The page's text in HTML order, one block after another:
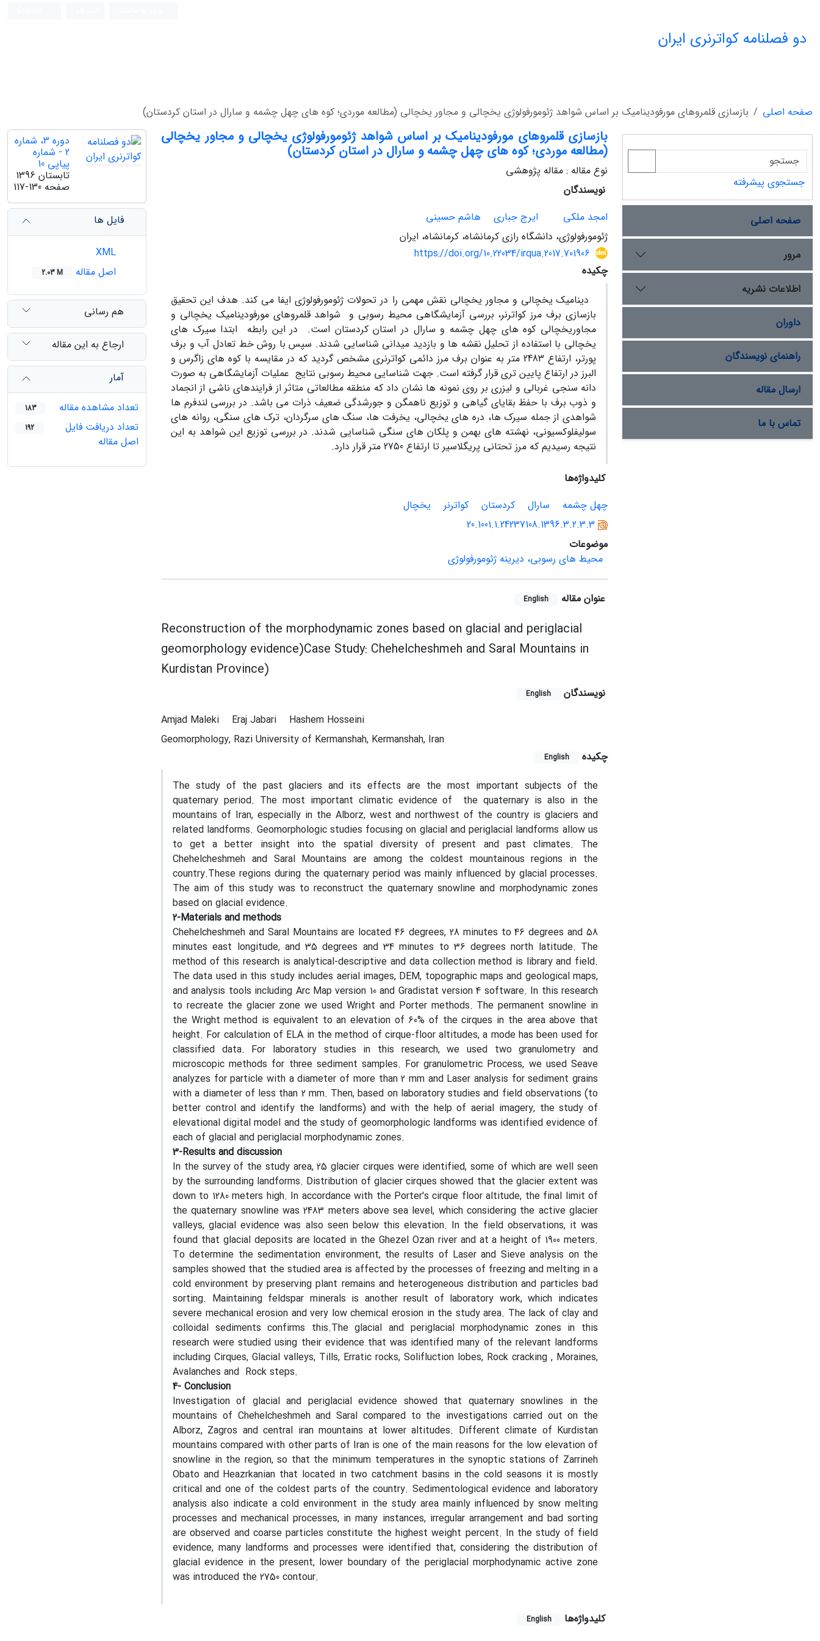
دو فصلنامه کواترنری ایران
صفحه اصلی بازسازی قلمروهای مورفودینامیک بر اساس شواهد ژئومورفولوژی یخچالی و مجاور یخچالی (مطالعه موردی؛ کوه های چهل چشمه و سارال در استان کردستان)
بازسازی قلمروهای مورفودینامیک بر اساس شواهد ژئومورفولوژی یخچالی و مجاور یخچالی
(مطالعه موردی؛ کوه های چهل چشمه و سارال در استان کردستان)
نوع مقاله : مقاله پژوهشی
نویسندگان
امجد ملکی
ایرج جباری
هاشم حسینی
ژئومورفولوژی، دانشگاه رازی کرمانشاه، کرمانشاه، ایران
https://doi.org/10.22034/irqua.2017.701906
چکیده
دینامیک یخچالی و مجاور یخچالی نقش مهمی را در تحولات ژئومورفولوژی ایفا می کند. هدف این تحقیق
بازسازی برف مرز کواترنر، بررسی آزمایشگاهی محیط رسوبی و شواهد قلمروهای مورفودینامیک یخچالی و
مجاوریخچالی کوه های چهل چشمه و سارال در استان کردستان است. در این رابطه ابتدا سیرک های
یخچالی با استفاده از تحلیل نقشه ها و بازدید میدانی شناسایی شدند. سپس با روش خط تعادل آب و برف
پورتر، ارتفاع 2483 متر به عنوان برف مرز دائمی کواترنری مشخص گردید که در مقایسه با کوه های زاگرس و
البرز در ارتفاع پایین تری قرار گرفته است. جهت شناسایی محیط رسوبی نتایج عملیات آزمایشگاهی به صورت
دانه سنجی غربالی و لیزری بر روی نمونه ها نشان داد که منطقه مطالعاتی متاثر از فرایندهای ناشی از انجماد
و ذوب برف با حفظ بقایای گیاهی و توزیع ناهمگن و جورشدگی ضعیف ذرات می باشد. در بررسی لندفرم ها
شواهدی از جمله سیرک ها، دره های یخچالی، یخرفت ها، سنگ های سرگردان، ترک های سنگی، روانه های
سولیفلوکسیونی، نهشته های بهمن و پلکان های سنگی شناسایی شدند. در بررسی توزیع این شواهد به این
نتیجه رسیدیم که مرز تحتانی پریگلاسیر تا ارتفاع 2750 متر قرار دارد.
کلیدواژه‌ها
چهل چشمه
سارال کردستان کواترنر
یخچال
20.1001.1.24237108.1396.3.2.3.3
موضوعات
محیط های رسوبی، دیرینه ژئومورفولوژی
عنوان مقاله English
Reconstruction of the morphodynamic zones based on glacial and periglacial
geomorphology evidence)Case Study: Chehelcheshmeh and Saral Mountains in
Kurdistan Province)
نویسندگان English
Amjad Maleki Eraj Jabari
Hashem Hosseini
Geomorphology, Razi University of Kermanshah, Kermanshah, Iran
چکیده
English
The study of the past glaciers and its effects are the most important subjects of the
quaternary period. The most important climatic evidence of the quaternary is also in the
mountains of Iran, especially in the Alborz, west and northwest of the country is glaciers and
related landforms. Geomorphologic studies focusing on glacial and periglacial landforms allow us
to get a better insight into the spatial diversity of present and past climates. The
Chehelcheshmeh and Saral Mountains are among the coldest mountainous regions in the
country.These regions during the quaternary period was mainly influenced by glacial processes.
The aim of this study was to reconstruct the quaternary snowline and morphodynamic zones
based on glacial evidence.
2-Materials and methods
Chehelcheshmeh and Saral Mountains are located 46 degrees, 28 minutes to 46 degrees and 58
minutes east longitude, and 35 degrees and 34 minutes to 36 degrees north latitude. The
method of this research is analytical-descriptive and data collection method is library and field.
The data used in this study includes aerial images, DEM, topographic maps and geological maps,
and analysis tools including Arc Map version 10 and Gradistat version 4 software. In this research
to recreate the glacier zone we used Wright and Porter methods. The permanent snowline in
the Wright method is equivalent to an elevation of 60% of the cirques in the area above that
height. For calculation of ELA in the method of cirque-floor altitudes, a mode has been used for
classified data. For laboratory studies in this research, we used two granulometry and
microscopic methods for three sediment samples. For granulometric Process, we used Seave
analyzes for particle with a diameter of more than 2 mm and Laser analysis for sediment grains
with a diameter of less than 2 mm. Then, based on laboratory studies and field observations (to
better control and identify the landforms) and with the help of aerial imagery, the study of
elevational digital model and the study of geomorphologic landforms was identified evidence of
each of glacial and periglacial morphodynamic zones.
3-Results and discussion
In the survey of the study area, 25 glacier cirques were identified, some of which are well seen
by the surrounding landforms. Distribution of glacier cirques showed that the glacier extent was
down to 1280 meters high. In accordance with the Porter's cirque floor altitude, the final limit of
the quaternary snowline was 2483 meters above sea level, which considering the active glacier
valleys, glacial evidence was also seen below this elevation. In the field observations, it was
found that glacial deposits are located in the Ghezel Ozan river and at a height of 1900 meters.
To determine the sedimentation environment, the results of Laser and Sieve analysis on the
samples showed that the studied area is affected by the processes of freezing and melting in a
cold environment by preserving plant remains and heterogeneous distribution and particles bad
sorting. Maintaining feldspar minerals is another result of laboratory work, which indicates
severe mechanical erosion and very low chemical erosion in the study area. The lack of clay and
colloidal sediments confirms this.The glacial and periglacial morphodynamic zones in this
research were studied using their evidence that was identified many of the relevant landforms
including Cirques, Glacial valleys, Tills, Erratic rocks, Solifluction lobes, Rock cracking , Moraines,
Avalanches and Rock steps.
4- Conclusion
Investigation of glacial and periglacial evidence showed that quaternary snowlines in the
mountains of Chehelcheshmeh and Saral compared to the investigations carried out on the
Alborz, Zagros and central iran mountains at lower altitudes. Different climate of Kurdistan
mountains compared with other parts of Iran is one of the main reasons for the low elevation of
snowline in the region, so that the minimum temperatures in the synoptic stations of Zarrineh
Obato and Heazrkanian that located in two catchment basins in the cold seasons it is mostly
critical and one of the coldest parts of the country. Sedimentological evidence and laboratory
analysis also indicate a cold environment in the study area mainly influenced by snow melting
processes and mechanical processes, in many instances, irregular arrangement and bad sorting
are observed and coarse particles constitute the highest weight percent. In the study of field
evidence, many landforms and processes were identified that, considering the distribution of
glacial evidence in the present, lower boundary of the periglacial morphodynamic active zone
was introduced the 2750 contour.
کلیدواژه‌ها English
دوره 3، شماره
2 - شماره
پیاپی 10
تابستان 1396
صفحه 117-130
فایل ها
اصل مقاله
2.03 M
هم رسانی
ارجاع به این مقاله
آمار
تعداد مشاهده مقاله
183
تعداد دریافت فایل
اصل مقاله
192
جستجوی پیشرفته
صفحه اصلی
مرور
اطلاعات نشریه
داوران
راهنمای نویسندگان
ارسال مقاله
تماس با ما